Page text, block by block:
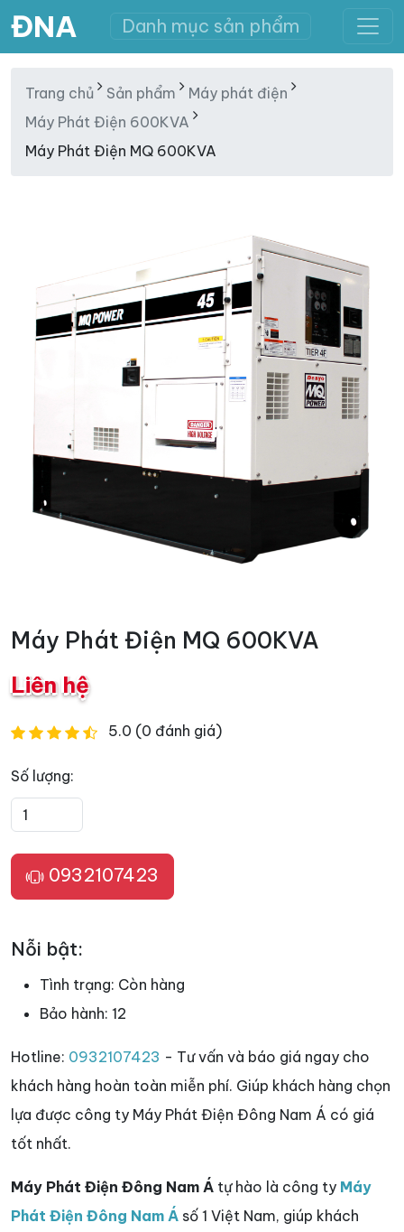
ĐNA Danh mục sản phẩm
Trang chủ Sản phẩm
Máy phát điện
Máy Phát Điện 600KVA
Máy Phát Điện MQ 600KVA
Máy Phát Điện MQ 600KVA
Liên hệ
5.0 (0 đánh giá)
Số lượng:
0932107423
Nỗi bật:
Tình trạng: Còn hàng
Bảo hành: 12
Hotline: 0932107423 - Tư vấn và báo giá ngay cho
khách hàng hoàn toàn miễn phí. Giúp khách hàng chọn
lựa được công ty Máy Phát Điện Đông Nam Á có giá
tốt nhất.
Máy Phát Điện Đông Nam Á tự hào là công ty Máy
Phát Điện Đông Nam Á số 1 Việt Nam, giúp khách